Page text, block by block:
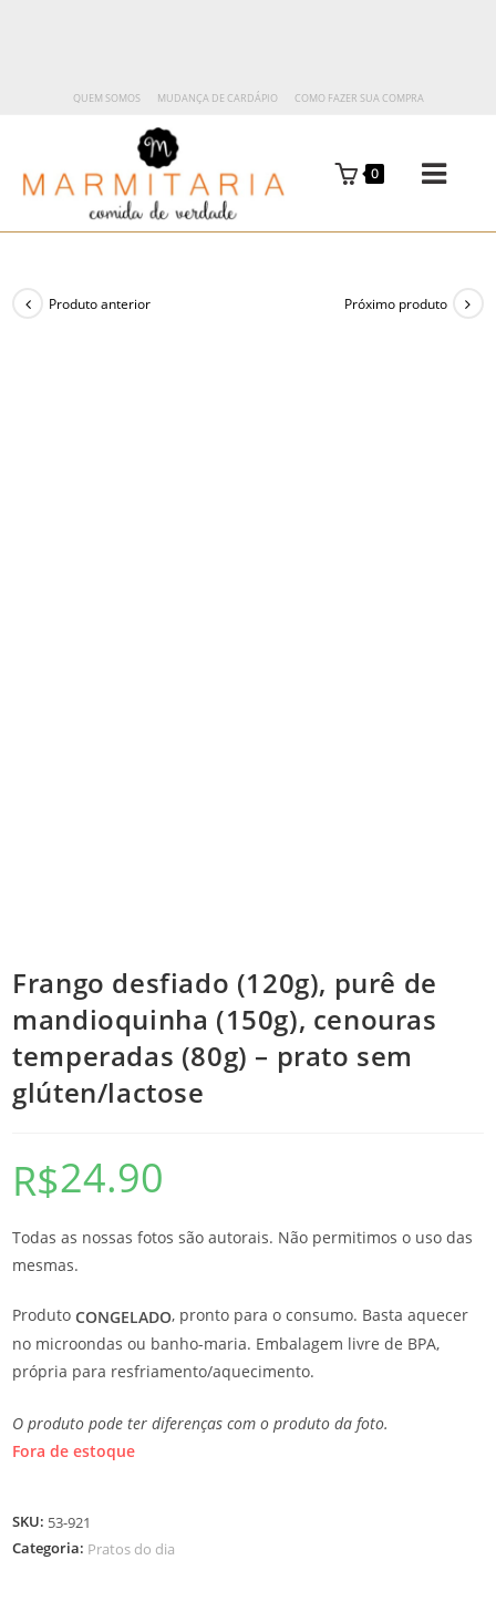
QUEM SOMOS MUDANÇA DE CARDÁPIO COMO FAZER SUA COMPRA
0
Produto anterior Próximo produto
Frango desfiado (120g), purê de
mandioquinha (150g), cenouras
temperadas (80g) – prato sem
glúten/lactose
R$24.90
Todas as nossas fotos são autorais. Não permitimos o uso das
mesmas.
ProdutoCONGELADO, pronto para o consumo. Basta aquecer
no microondas ou banho-maria. Embalagem livre de BPA,
própria para resfriamento/aquecimento.
O produto pode ter diferenças com o produto da foto.
Fora de estoque
SKU: 53-921
Categoria: Pratos do dia